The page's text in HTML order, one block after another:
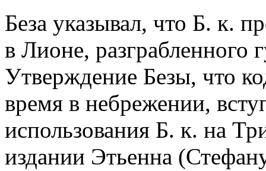
Беза указывал, что Б. к.
в Лионе, разграбленного
Утверждение Безы, что
время в небрежении,
использования Б. к. на
издании Этьенна